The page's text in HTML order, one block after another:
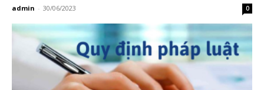
admin - 30/06/2023 0